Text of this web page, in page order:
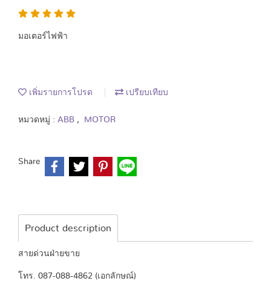
มอเตอร์ไฟฟ้า
เพิ่มรายการโปรด เปรียบเทียบ
หมวดหมู่ : ABB , MOTOR
Share
Product description
สายด่วนฝ่ายขาย
โทร. 087-088-4862 (เอกลักษณ์)